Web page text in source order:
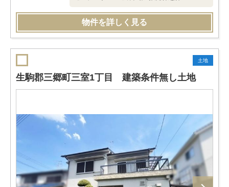
物件を詳しく見る
土地
生駒郡三郷町三室1丁目 建築条件無し土地